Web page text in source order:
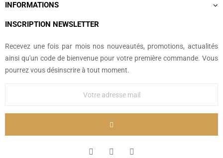
INFORMATIONS
INSCRIPTION NEWSLETTER
Recevez une fois par mois nos nouveautés, promotions, actualités
ainsi qu'un code de bienvenue pour votre première commande. Vous
pourrez vous désinscrire à tout moment.